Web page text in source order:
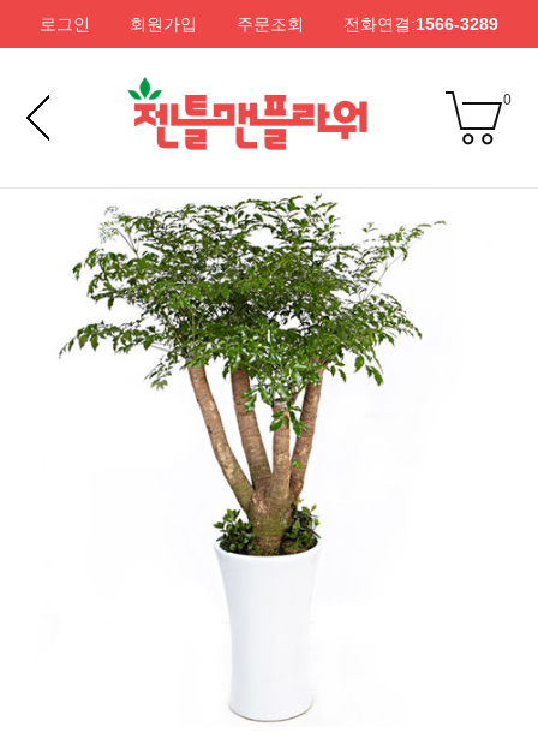
로그인 회원가입 주문조회 전화연결:1566-3289
0